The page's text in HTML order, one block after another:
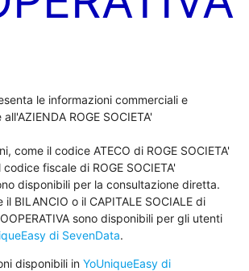
le informazioni commerciali e
ROGE SOCIETA'
come il codice ATECO di ROGE SOCIETA'
codice fiscale di ROGE SOCIETA'
disponibili per la consultazione diretta.
BILANCIO o il CAPITALE SOCIALE di
sono disponibili per gli utenti
di SevenData.
disponibili inYoUniqueEasy di